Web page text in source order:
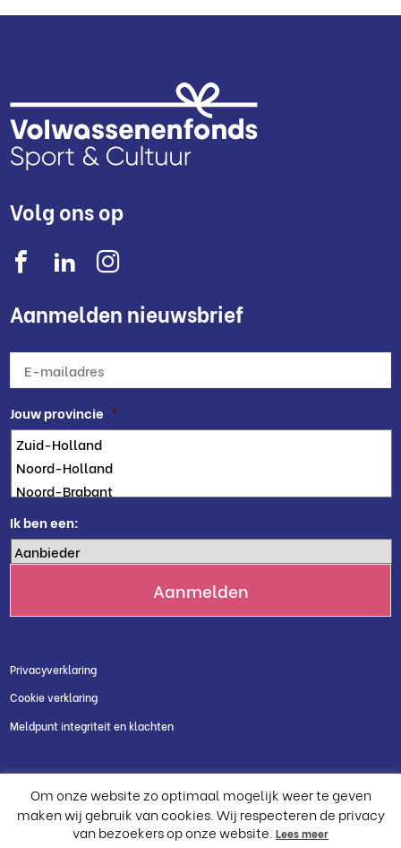
Volg ons op
Aanmelden nieuwsbrief
mailadres *
Jouw provincie *
Ik ben een:
Privacyverklaring
Cookie verklaring
Meldpunt integriteit en klachten
Om onze website zo optimaal mogelijk weer te geven
maken wij gebruik van cookies. Wij respecteren de privacy
van bezoekers op onze website. Lees meer